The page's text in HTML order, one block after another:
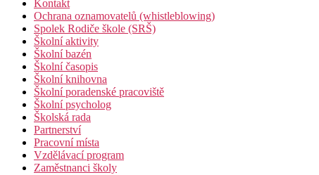
Kontakt
Ochrana oznamovatelů (whistleblowing)
Spolek Rodiče škole (SRŠ)
Školní aktivity
Školní bazén
Školní časopis
Školní knihovna
Školní poradenské pracoviště
Školní psycholog
Školská rada
Partnerství
Pracovní místa
Vzdělávací program
Zaměstnanci školy